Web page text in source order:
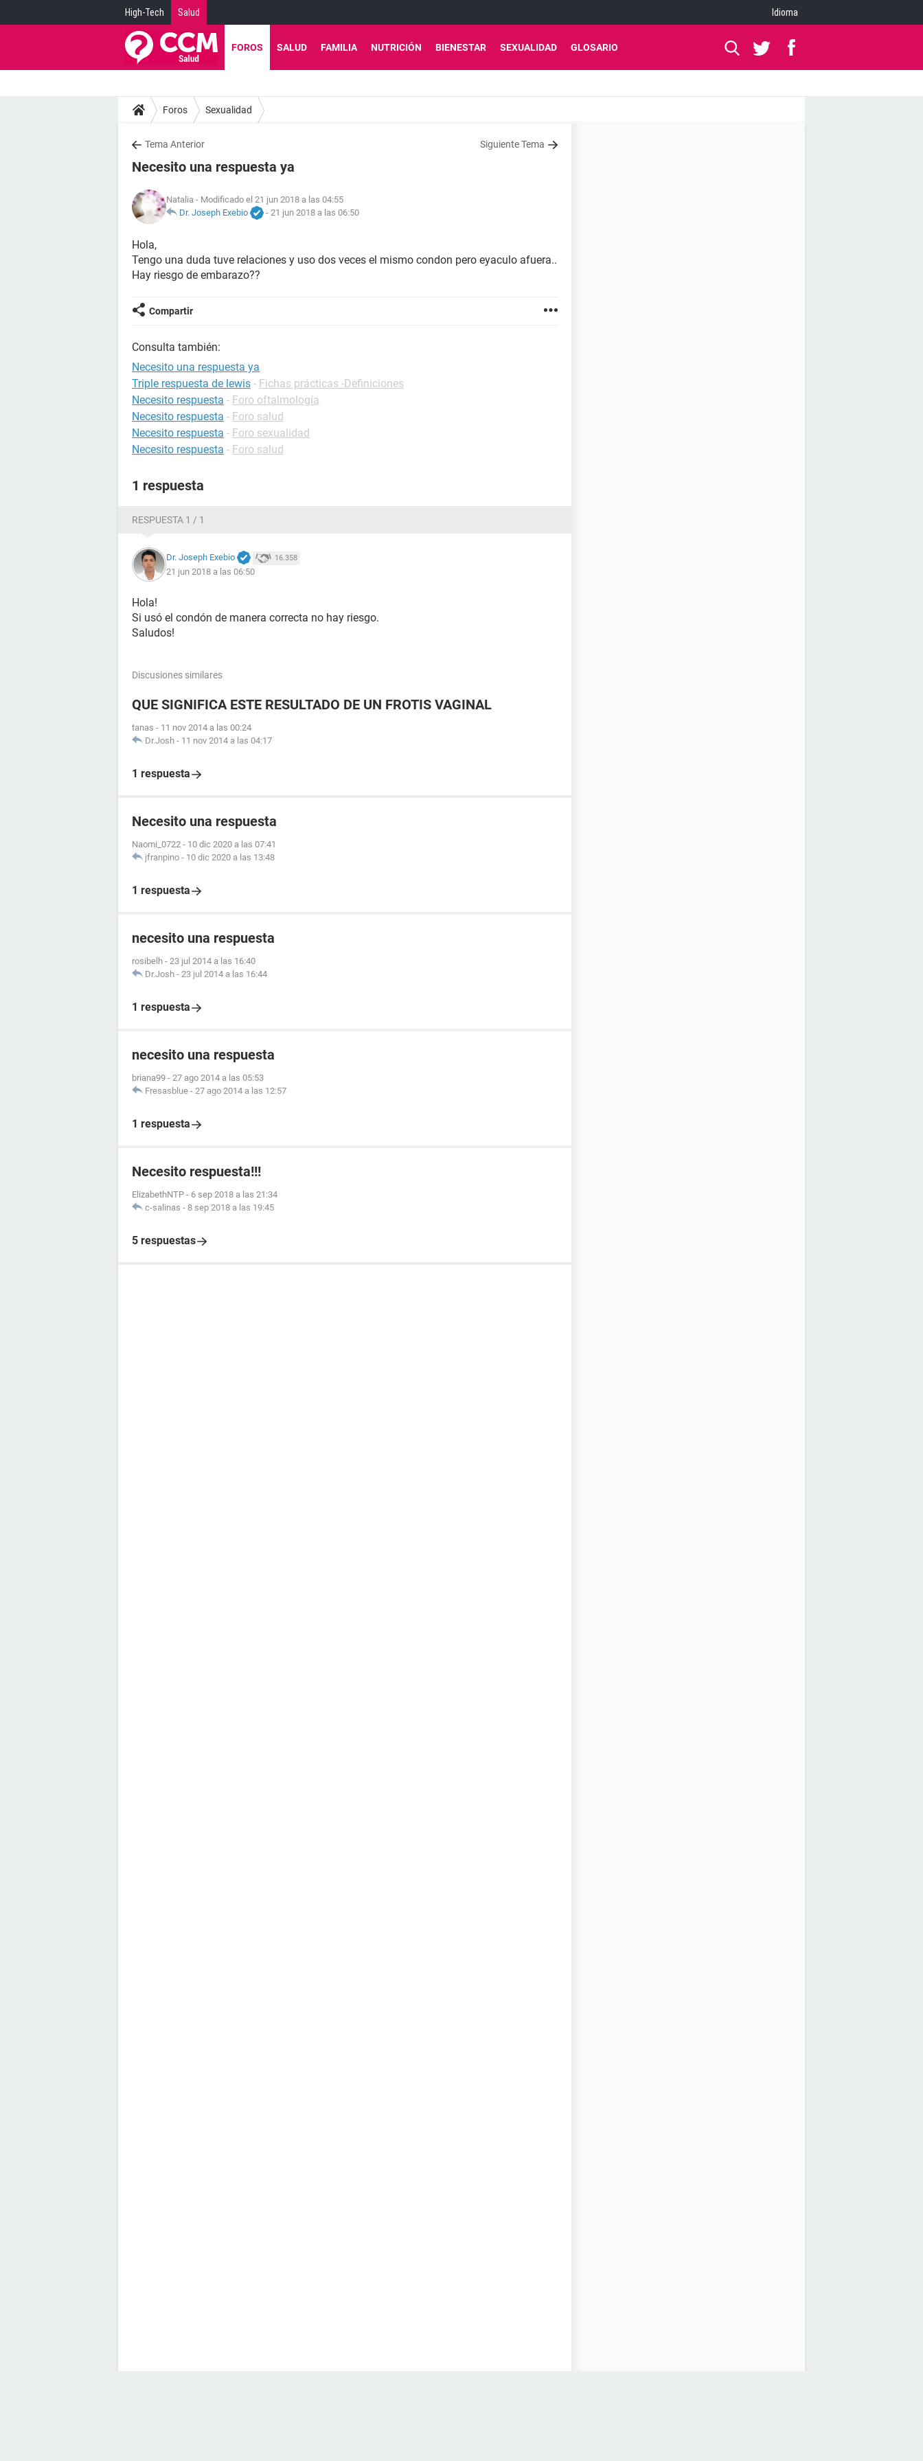
High-Tech Salud Idioma
FOROS SALUD FAMILIA NUTRICIÓN BIENESTAR SEXUALIDAD GLOSARIO
Foros Sexualidad
Tema Anterior Siguiente Tema
Necesito una respuesta ya
Natalia - Modificado el 21 jun 2018 a las 04:55
Dr. Joseph Exebio
- 21 jun 2018 a las 06:50
Hola,
Tengo una duda tuve relaciones y uso dos veces el mismo condon pero eyaculo afuera..
Hay riesgo de embarazo??
Compartir
Consulta también:
Necesito una respuesta ya
Triple respuesta de lewis - Fichas prácticas -Definiciones
Necesito respuesta - Foro oftalmología
Necesito respuesta - Foro salud
Necesito respuesta - Foro sexualidad
Necesito respuesta - Foro salud
1 respuesta
RESPUESTA 1 / 1
Dr. Joseph Exebio 16.358
21 jun 2018 a las 06:50
Hola!
Si usó el condón de manera correcta no hay riesgo.
Saludos!
Discusiones similares
QUE SIGNIFICA ESTE RESULTADO DE UN FROTIS VAGINAL
tanas - 11 nov 2014 a las 00:24
Dr.Josh - 11 nov 2014 a las 04:17
1 respuesta
Necesito una respuesta
Naomi_0722 - 10 dic 2020 a las 07:41
jfranpino - 10 dic 2020 a las 13:48
1 respuesta
necesito una respuesta
rosibelh - 23 jul 2014 a las 16:40
Dr.Josh - 23 jul 2014 a las 16:44
1 respuesta
necesito una respuesta
briana99 - 27 ago 2014 a las 05:53
Fresasblue - 27 ago 2014 a las 12:57
1 respuesta
Necesito respuesta!!!
ElizabethNTP - 6 sep 2018 a las 21:34
c-salinas - 8 sep 2018 a las 19:45
5 respuestas